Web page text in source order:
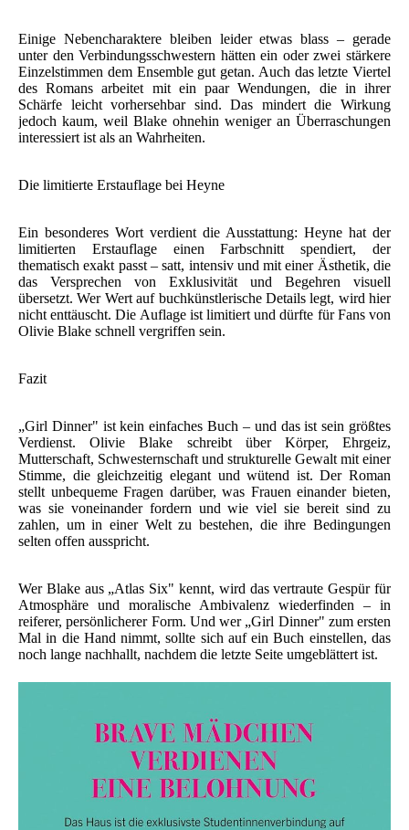
Einige Nebencharaktere bleiben leider etwas blass – gerade
unter den Verbindungsschwestern hätten ein oder zwei stärkere
Einzelstimmen dem Ensemble gut getan. Auch das letzte Viertel
des Romans arbeitet mit ein paar Wendungen, die in ihrer
Schärfe leicht vorhersehbar sind. Das mindert die Wirkung
jedoch kaum, weil Blake ohnehin weniger an Überraschungen
interessiert ist als an Wahrheiten.
Die limitierte Erstauflage bei Heyne
Ein besonderes Wort verdient die Ausstattung: Heyne hat der
limitierten Erstauflage einen Farbschnitt spendiert, der
thematisch exakt passt – satt, intensiv und mit einer Ästhetik, die
das Versprechen von Exklusivität und Begehren visuell
übersetzt. Wer Wert auf buchkünstlerische Details legt, wird hier
nicht enttäuscht. Die Auflage ist limitiert und dürfte für Fans von
Olivie Blake schnell vergriffen sein.
Fazit
„Girl Dinner" ist kein einfaches Buch – und das ist sein größtes
Verdienst. Olivie Blake schreibt über Körper, Ehrgeiz,
Mutterschaft, Schwesternschaft und strukturelle Gewalt mit einer
Stimme, die gleichzeitig elegant und wütend ist. Der Roman
stellt unbequeme Fragen darüber, was Frauen einander bieten,
was sie voneinander fordern und wie viel sie bereit sind zu
zahlen, um in einer Welt zu bestehen, die ihre Bedingungen
selten offen ausspricht.
Wer Blake aus „Atlas Six" kennt, wird das vertraute Gespür für
Atmosphäre und moralische Ambivalenz wiederfinden – in
reiferer, persönlicherer Form. Und wer „Girl Dinner" zum ersten
Mal in die Hand nimmt, sollte sich auf ein Buch einstellen, das
noch lange nachhallt, nachdem die letzte Seite umgeblättert ist.